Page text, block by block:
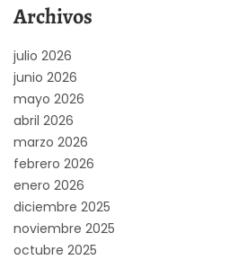
Archivos
julio 2026
junio 2026
mayo 2026
abril 2026
marzo 2026
febrero 2026
enero 2026
diciembre 2025
noviembre 2025
octubre 2025